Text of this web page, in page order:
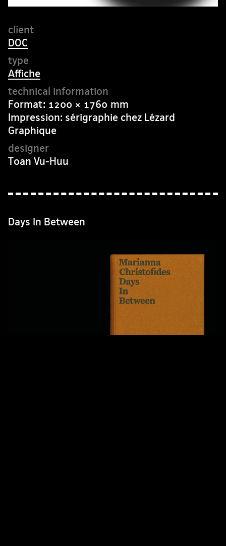
DOC
Affiche
Format: 1200 × 1760 mm
Impression: sérigraphie chez Lézard
Graphique
Toan Vu-Huu
Days In Between